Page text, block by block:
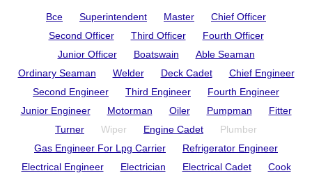
Все Superintendent Master
Chief Officer
Second Officer
Third Officer
Fourth Officer
Junior Officer
Boatswain
Able Seaman
Ordinary Seaman
Welder Deck Cadet
Chief Engineer
Second Engineer
Third Engineer
Fourth Engineer
Junior Engineer
Motorman Oiler Pumpman
Fitter
Turner
Wiper Engine Cadet
Plumber
Gas Engineer For Lpg Carrier
Refrigerator Engineer
Electrical Engineer
Electrician Electrical Cadet
Cook